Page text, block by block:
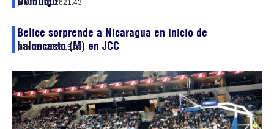
julio 31, 202621:43
Belice sorprende a Nicaragua en inicio de
baloncesto (M) en JCC
julio 26, 202615:40